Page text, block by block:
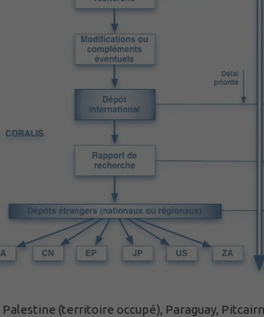
Palestine (territoire occupé), Paraguay,